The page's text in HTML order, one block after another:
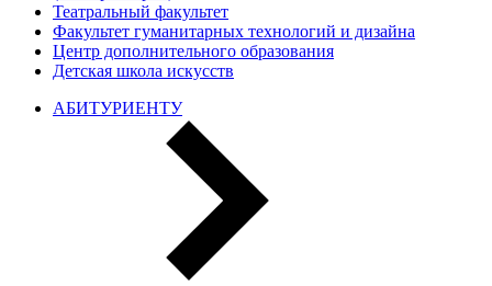
Театральный факультет
Факультет гуманитарных технологий и дизайна
Центр дополнительного образования
Детская школа искусств
АБИТУРИЕНТУ